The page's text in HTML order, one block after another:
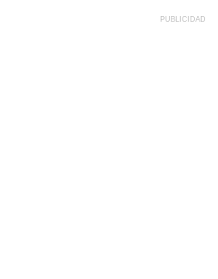
PUBLICIDAD